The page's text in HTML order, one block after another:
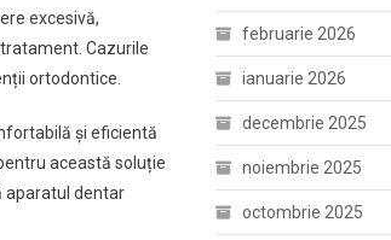
excesivă,
Cazurile
ortodontice.
și eficientă
această soluție
aparatul dentar
februarie 2026
ianuarie 2026
decembrie 2025
noiembrie 2025
octombrie 2025